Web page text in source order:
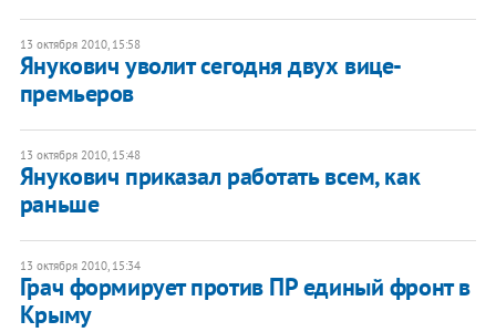
13 октября 2010, 15:58
Янукович уволит сегодня двух вице-
премьеров
13 октября 2010, 15:48
Янукович приказал работать всем, как
раньше
13 октября 2010, 15:34
Грач формирует против ПР единый фронт в
Крыму